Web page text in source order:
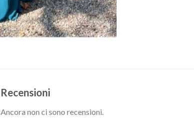
Recensioni
Ancora non ci sono recensioni.